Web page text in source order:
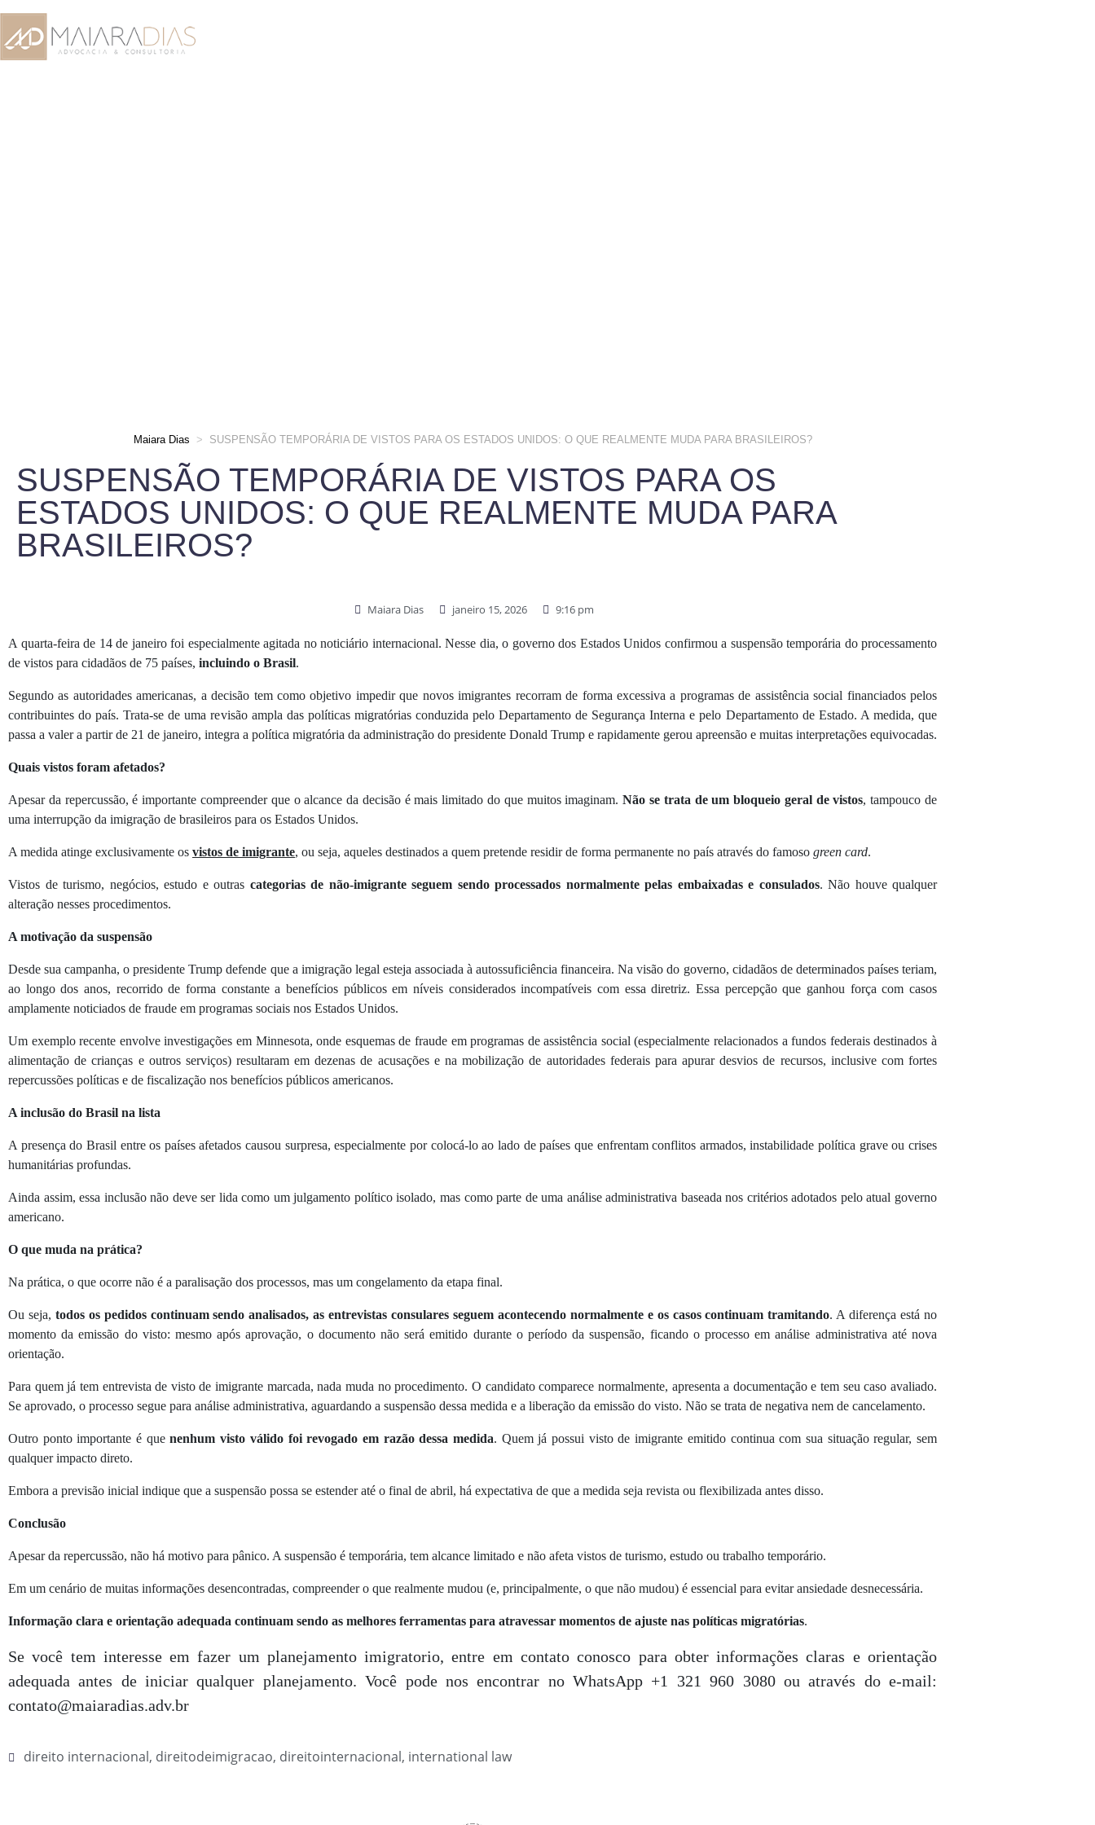
Maiara Dias > SUSPENSÃO TEMPORÁRIA DE VISTOS PARA OS ESTADOS UNIDOS: O QUE REALMENTE MUDA PARA BRASILEIROS?
SUSPENSÃO TEMPORÁRIA DE VISTOS PARA OS
ESTADOS UNIDOS: O QUE REALMENTE MUDA PARA
BRASILEIROS?
Maiara Dias janeiro 15, 2026 9:16 pm
A quarta-feira de 14 de janeiro foi especialmente agitada no noticiário internacional. Nesse dia, o governo dos Estados Unidos confirmou a suspensão temporária do processamento
de vistos para cidadãos de 75 países, incluindo o Brasil.
Segundo as autoridades americanas, a decisão tem como objetivo impedir que novos imigrantes recorram de forma excessiva a programas de assistência social financiados pelos
contribuintes do país. Trata-se de uma revisão ampla das políticas migratórias conduzida pelo Departamento de Segurança Interna e pelo Departamento de Estado. A medida, que
passa a valer a partir de 21 de janeiro, integra a política migratória da administração do presidente Donald Trump e rapidamente gerou apreensão e muitas interpretações equivocadas.
Quais vistos foram afetados?
Apesar da repercussão, é importante compreender que o alcance da decisão é mais limitado do que muitos imaginam.Não se trata de um bloqueio geral de vistos, tampouco de
uma interrupção da imigração de brasileiros para os Estados Unidos.
A medida atinge exclusivamente os vistos de imigrante, ou seja, aqueles destinados a quem pretende residir de forma permanente no país através do famoso green card.
Vistos de turismo, negócios, estudo e outras categorias de não-imigrante seguem sendo processados normalmente pelas embaixadas e consulados. Não houve qualquer
alteração nesses procedimentos.
A motivação da suspensão
Desde sua campanha, o presidente Trump defende que a imigração legal esteja associada à autossuficiência financeira. Na visão do governo, cidadãos de determinados países teriam,
ao longo dos anos, recorrido de forma constante a benefícios públicos em níveis considerados incompatíveis com essa diretriz. Essa percepção que ganhou força com casos
amplamente noticiados de fraude em programas sociais nos Estados Unidos.
Um exemplo recente envolve investigações em Minnesota, onde esquemas de fraude em programas de assistência social (especialmente relacionados a fundos federais destinados à
alimentação de crianças e outros serviços) resultaram em dezenas de acusações e na mobilização de autoridades federais para apurar desvios de recursos, inclusive com fortes
repercussões políticas e de fiscalização nos benefícios públicos americanos.
A inclusão do Brasil na lista
A presença do Brasil entre os países afetados causou surpresa, especialmente por colocá-lo ao lado de países que enfrentam conflitos armados, instabilidade política grave ou crises
humanitárias profundas.
Ainda assim, essa inclusão não deve ser lida como um julgamento político isolado, mas como parte de uma análise administrativa baseada nos critérios adotados pelo atual governo
americano.
O que muda na prática?
Na prática, o que ocorre não é a paralisação dos processos, mas um congelamento da etapa final.
Ou seja, todos os pedidos continuam sendo analisados, as entrevistas consulares seguem acontecendo normalmente e os casos continuam tramitando. A diferença está no
momento da emissão do visto: mesmo após aprovação, o documento não será emitido durante o período da suspensão, ficando o processo em análise administrativa até nova
orientação.
Para quem já tem entrevista de visto de imigrante marcada, nada muda no procedimento. O candidato comparece normalmente, apresenta a documentação e tem seu caso avaliado.
Se aprovado, o processo segue para análise administrativa, aguardando a suspensão dessa medida e a liberação da emissão do visto. Não se trata de negativa nem de cancelamento.
Outro ponto importante é quenenhum visto válido foi revogado em razão dessa medida. Quem já possui visto de imigrante emitido continua com sua situação regular, sem
qualquer impacto direto.
Embora a previsão inicial indique que a suspensão possa se estender até o final de abril, há expectativa de que a medida seja revista ou flexibilizada antes disso.
Conclusão
Apesar da repercussão, não há motivo para pânico. A suspensão é temporária, tem alcance limitado e não afeta vistos de turismo, estudo ou trabalho temporário.
Em um cenário de muitas informações desencontradas, compreender o que realmente mudou (e, principalmente, o que não mudou) é essencial para evitar ansiedade desnecessária.
Informação clara e orientação adequada continuam sendo as melhores ferramentas para atravessar momentos de ajuste nas políticas migratórias.
Se você tem interesse em fazer um planejamento imigratorio, entre em contato conosco para obter informações claras e orientação
adequada antes de iniciar qualquer planejamento. Você pode nos encontrar no WhatsApp +1 321 960 3080 ou através do e-mail:
contato@maiaradias.adv.br
direito internacional, direitodeimigracao, direitointernacional, international law